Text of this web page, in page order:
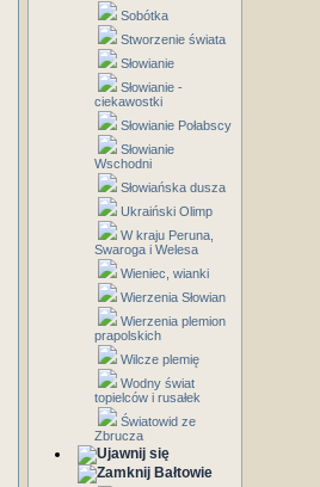
Sobótka
Stworzenie świata
Słowianie
Słowianie -
ciekawostki
Słowianie Połabscy
Słowianie
Wschodni
Słowiańska dusza
Ukraiński Olimp
W kraju Peruna,
Swaroga i Welesa
Wieniec, wianki
Wierzenia Słowian
Wierzenia plemion
prapolskich
Wilcze plemię
Wodny świat
topielców i rusałek
Światowid ze
Zbrucza
Bałtowie